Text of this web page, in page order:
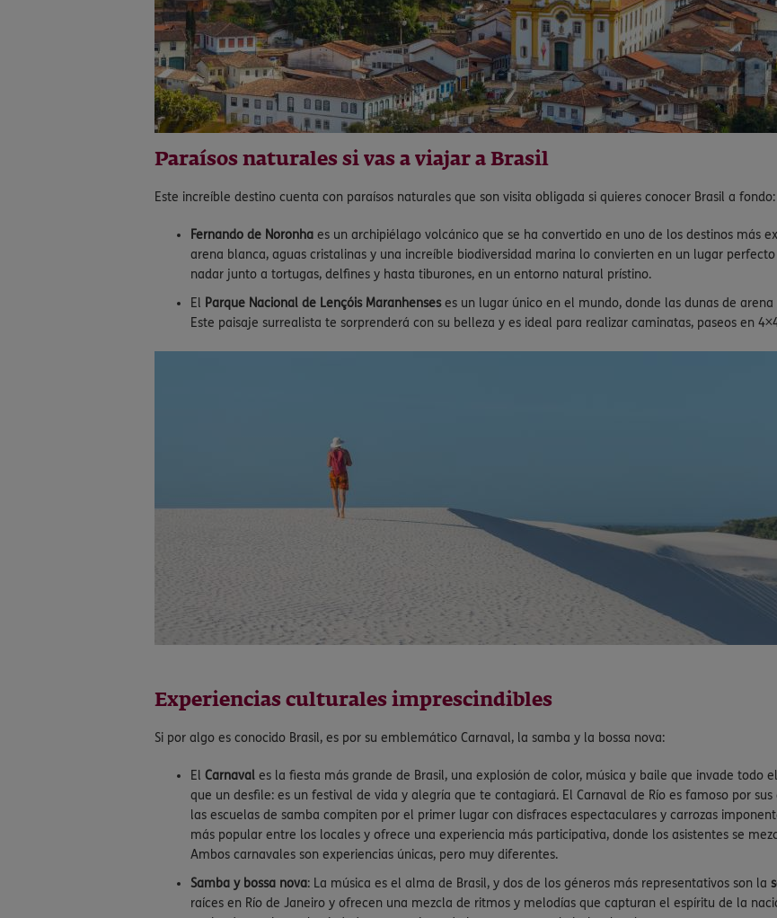
Paraísos naturales si vas a viajar a Brasil
Este increíble destino cuenta con paraísos naturales que son visita obligada si quieres conocer Brasil a fondo:
Fernando de Noronha es un archipiélago volcánico que se ha convertido en uno de los destinos más
arena blanca, aguas cristalinas y una increíble biodiversidad marina lo convierten en un lugar
nadar junto a tortugas, delfines y hasta tiburones, en un entorno natural prístino.
El Parque Nacional de Lençóis Maranhenseses un lugar único en el mundo, donde las dunas de
Este paisaje surrealista te sorprenderá con su belleza y es ideal para realizar caminatas, paseos en
Experiencias culturales imprescindibles
Si por algo es conocido Brasil, es por su emblemático Carnaval, la samba y la bossa nova:
El Carnaval es la fiesta más grande de Brasil, una explosión de color, música y baile que invade todo
que un desfile: es un festival de vida y alegría que te contagiará. El Carnaval de Río es famoso por
las escuelas de samba compiten por el primer lugar con disfraces espectaculares y carrozas
más popular entre los locales y ofrece una experiencia más participativa, donde los asistentes se
Ambos carnavales son experiencias únicas, pero muy diferentes.
Samba y bossa nova: La música es el alma de Brasil, y dos de los géneros más representativos son la
raíces en Río de Janeiro y ofrecen una mezcla de ritmos y melodías que capturan el espíritu de la